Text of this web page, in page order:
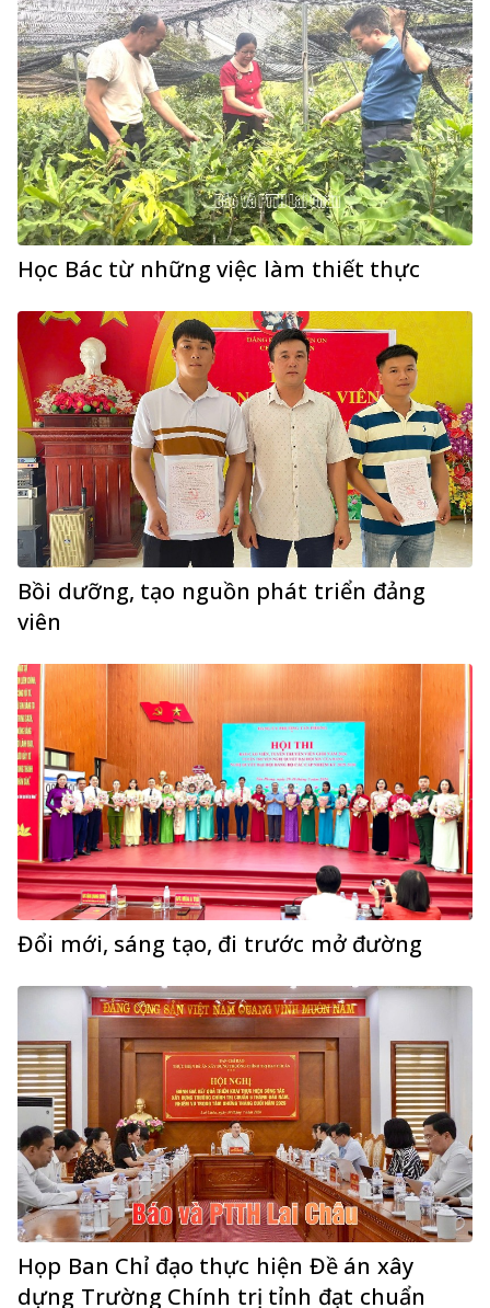
Học Bác từ những việc làm thiết thực
Bồi dưỡng, tạo nguồn phát triển đảng
viên
Đổi mới, sáng tạo, đi trước mở đường
Họp Ban Chỉ đạo thực hiện Đề án xây
dựng Trường Chính trị tỉnh đạt chuẩn